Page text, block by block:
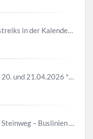
Region: Achtung Warnstreiks in der Kalenderwoche 21
Region: Warnstreik am 20. und 21.04.2026 *Update*
BSVG: Bauarbeiten am Steinweg – Buslinien halten verändert